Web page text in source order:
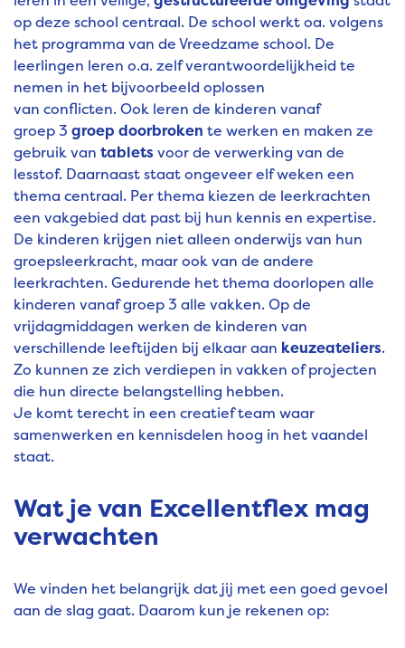
op deze school centraal. De school werkt oa. volgens
het programma van de Vreedzame school. De
leerlingen leren o.a. zelf verantwoordelijkheid te
nemen in het bijvoorbeeld oplossen
van conflicten. Ook leren de kinderen vanaf
groep 3 groep doorbroken te werken en maken ze
gebruik van tabletsvoor de verwerking van de
lesstof. Daarnaast staat ongeveer elf weken een
thema centraal. Per thema kiezen de leerkrachten
een vakgebied dat past bij hun kennis en expertise.
De kinderen krijgen niet alleen onderwijs van hun
groepsleerkracht, maar ook van de andere
leerkrachten. Gedurende het thema doorlopen alle
kinderen vanaf groep 3 alle vakken. Op de
vrijdagmiddagen werken de kinderen van
verschillende leeftijden bij elkaar aan keuzeateliers.
Zo kunnen ze zich verdiepen in vakken of projecten
die hun directe belangstelling hebben.
Je komt terecht in een creatief team waar
samenwerken en kennisdelen hoog in het vaandel
staat.
Wat je van Excellentflex mag
verwachten
We vinden het belangrijk dat jij met een goed gevoel
aan de slag gaat. Daarom kun je rekenen op: